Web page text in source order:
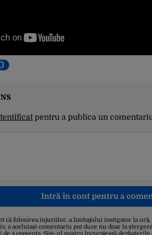
pentru a publica un
Intră în cont pentru a
că folosirea injuriilor, a limbajului instigator la
a aceluiași comentariu pot duce nu doar la
a comenta. Site-ul nostru încurajează